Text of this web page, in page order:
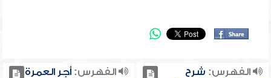
الفهرس: شرح
الفهرس:أجر العمرة